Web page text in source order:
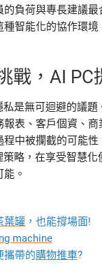
負荷與專長建議
智能化的協作環
戰，AI PC
是無可迴避的議
表、客戶個資、
中被攔截的可能
略，在享受智慧
。
葉罐 ，也能撐場面!
machine
攜帶的購物推車?